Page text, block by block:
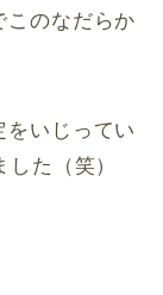
このなだらか
をいじってい
た（笑）